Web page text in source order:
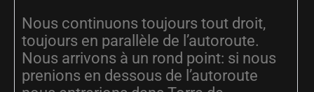
Nous continuons toujours tout droit,
toujours en parallèle de l’autoroute.
Nous arrivons à un rond point: si nous
prenions en dessous de l’autoroute